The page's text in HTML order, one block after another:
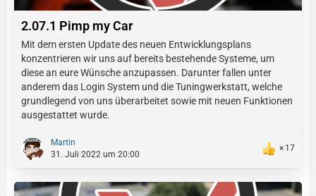
2.07.1 Pimp my Car
Mit dem ersten Update des neuen Entwicklungsplans
konzentrieren wir uns auf bereits bestehende Systeme, um
diese an eure Wünsche anzupassen. Darunter fallen unter
anderem das Login System und die Tuningwerkstatt, welche
grundlegend von uns überarbeitet sowie mit neuen Funktionen
ausgestattet wurde.
Martin
31. Juli 2022 um 20:00
17